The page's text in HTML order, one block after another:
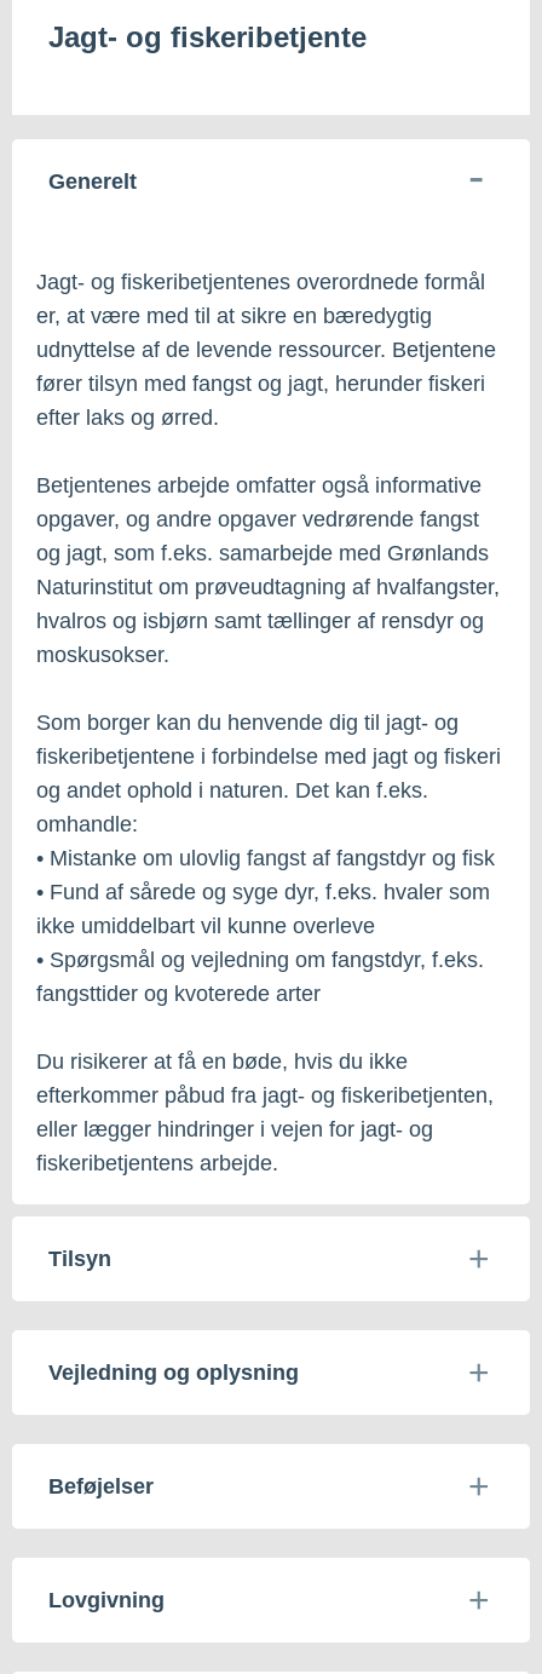
Jagt- og fiskeribetjente
Generelt
Jagt- og fiskeribetjentenes overordnede formål
er, at være med til at sikre en bæredygtig
udnyttelse af de levende ressourcer. Betjentene
fører tilsyn med fangst og jagt, herunder fiskeri
efter laks og ørred.
Betjentenes arbejde omfatter også informative
opgaver, og andre opgaver vedrørende fangst
og jagt, som f.eks. samarbejde med Grønlands
Naturinstitut om prøveudtagning af hvalfangster,
hvalros og isbjørn samt tællinger af rensdyr og
moskusokser.
Som borger kan du henvende dig til jagt- og
fiskeribetjentene i forbindelse med jagt og fiskeri
og andet ophold i naturen. Det kan f.eks.
omhandle:
• Mistanke om ulovlig fangst af fangstdyr og fisk
• Fund af sårede og syge dyr, f.eks. hvaler som
ikke umiddelbart vil kunne overleve
• Spørgsmål og vejledning om fangstdyr, f.eks.
fangsttider og kvoterede arter
Du risikerer at få en bøde, hvis du ikke
efterkommer påbud fra jagt- og fiskeribetjenten,
eller lægger hindringer i vejen for jagt- og
fiskeribetjentens arbejde.
Tilsyn
Vejledning og oplysning
Beføjelser
Lovgivning